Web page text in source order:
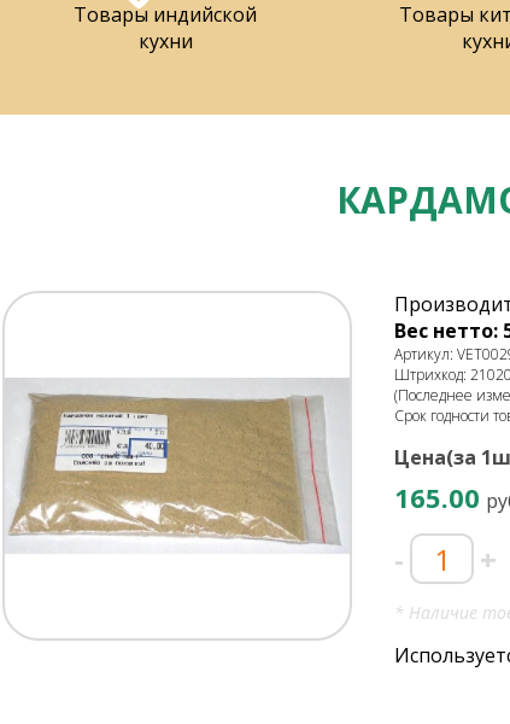
Товары индийской
кухни
Товары
Вес нетто:
Артикул:
Штрихкод:
(Последнее
Срок годности
Цена(за
165.00
- +
* Наличие